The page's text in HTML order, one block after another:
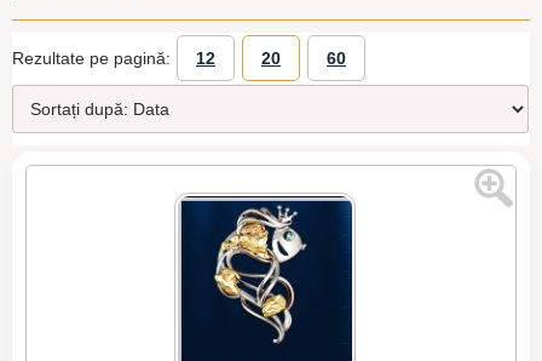
Rezultate pe pagină: 12 20 60